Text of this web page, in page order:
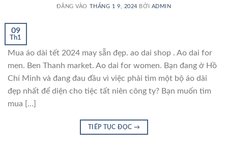
ĐĂNG VÀO THÁNG 1 9, 2024 BỞI ADMIN
09
Th1
Mua áo dài tết 2024 may sẵn đẹp. ao dai shop . Ao dai for
men. Ben Thanh market. Ao dai for women. Bạn đang ở Hồ
Chí Minh và đang đau đầu vì việc phải tìm một bộ áo dài
đẹp nhất để diện cho tiệc tất niên công ty? Bạn muốn tìm
mua […]
TIẾP TỤC ĐỌC →